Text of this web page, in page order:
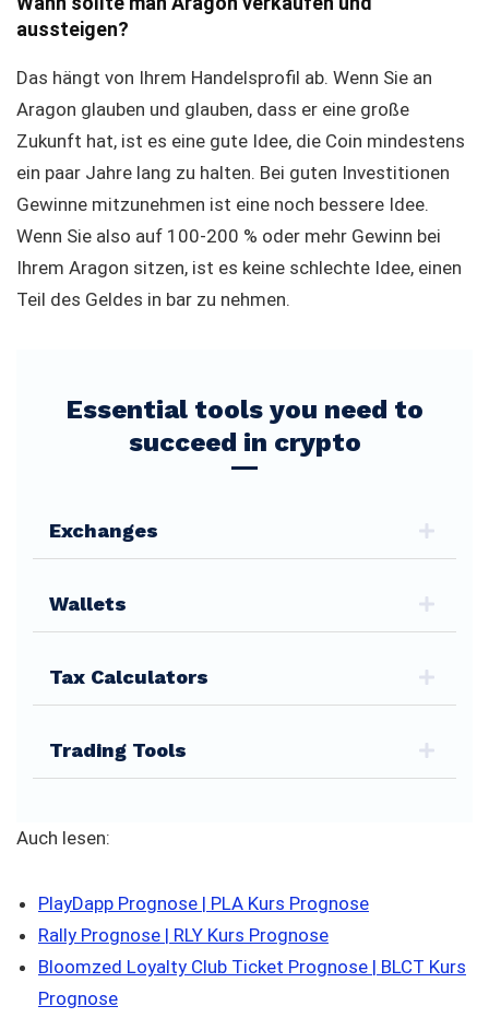
aussteigen?
Das hängt von Ihrem Handelsprofil ab. Wenn Sie an
Aragon glauben und glauben, dass er eine große
Zukunft hat, ist es eine gute Idee, die Coin mindestens
ein paar Jahre lang zu halten. Bei guten Investitionen
Gewinne mitzunehmen ist eine noch bessere Idee.
Wenn Sie also auf 100-200 % oder mehr Gewinn bei
Ihrem Aragon sitzen, ist es keine schlechte Idee, einen
Teil des Geldes in bar zu nehmen.
Essential tools you need to
succeed in crypto
Exchanges
Wallets
Tax Calculators
Trading Tools
Auch lesen:
PlayDapp Prognose | PLA Kurs Prognose
Rally Prognose | RLY Kurs Prognose
Bloomzed Loyalty Club Ticket Prognose | BLCT Kurs
Prognose